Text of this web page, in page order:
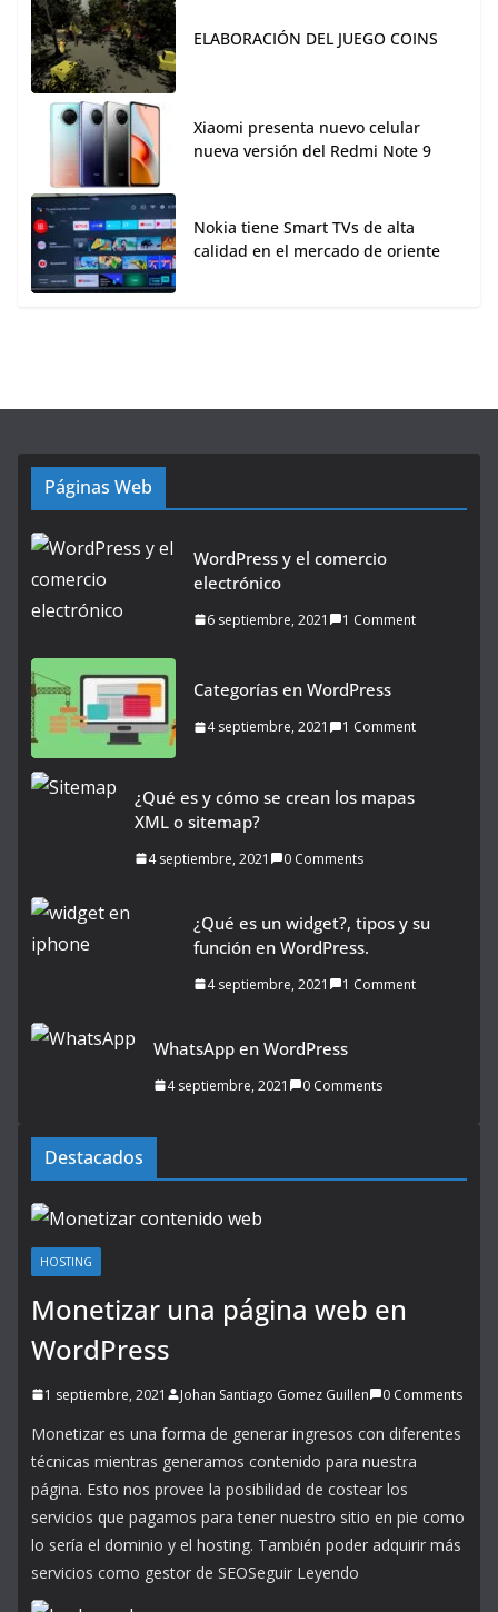
ELABORACIÓN DEL JUEGO COINS
Xiaomi presenta nuevo celular
nueva versión del Redmi Note 9
Nokia tiene Smart TVs de alta
calidad en el mercado de oriente
Páginas Web
WordPress y el comercio
electrónico
6 septiembre, 2021 1 Comment
Categorías en WordPress
4 septiembre, 2021 1 Comment
¿Qué es y cómo se crean los mapas
XML o sitemap?
4 septiembre, 2021 0 Comments
¿Qué es un widget?, tipos y su
función en WordPress.
4 septiembre, 2021 1 Comment
WhatsApp en WordPress
4 septiembre, 2021 0 Comments
Destacados
HOSTING
Monetizar una página web en
WordPress
1 septiembre, 2021 Johan Santiago Gomez Guillen 0 Comments
Monetizar es una forma de generar ingresos con diferentes
técnicas mientras generamos contenido para nuestra
página. Esto nos provee la posibilidad de costear los
servicios que pagamos para tener nuestro sitio en pie como
lo sería el dominio y el hosting. También poder adquirir más
servicios como gestor de SEOSeguir Leyendo